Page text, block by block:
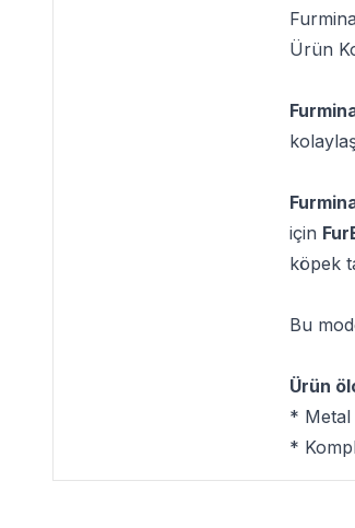
Ürün
için
köpek
Bu
Ürün
* Metal
*